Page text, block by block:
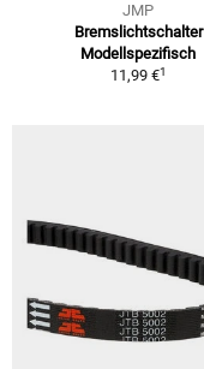
JMP
Bremslichtschalter
Modellspezifisch
11,99 €1